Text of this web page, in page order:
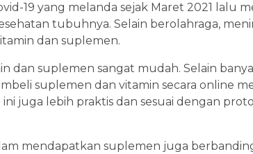
19 yang melanda sejak Maret 2021 lalu
tubuhnya. Selain berolahraga,
dan suplemen.
dan suplemen sangat mudah. Selain
suplemen dan vitamin secara online
ini juga lebih praktis dan sesuai dengan
mendapatkan suplemen juga